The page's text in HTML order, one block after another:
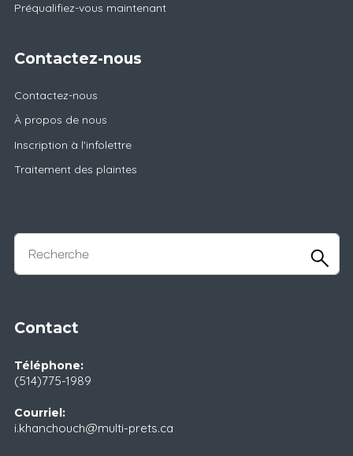
Préqualifiez-vous maintenant
Contactez-nous
Contactez-nous
À propos de nous
Inscription à l'infolettre
Traitement des plaintes
Contact
Téléphone:
(514)775-1989
Courriel:
i.khanchouch@multi-prets.ca